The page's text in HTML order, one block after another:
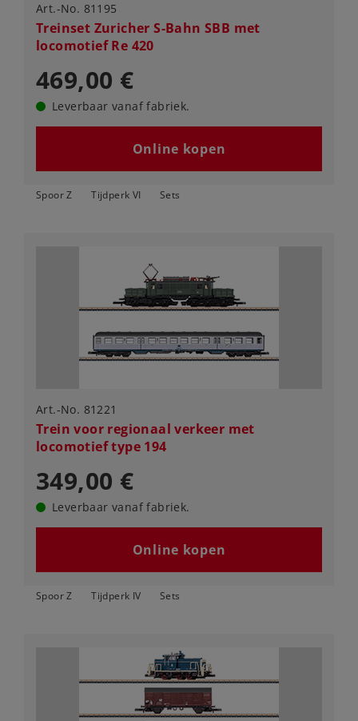
Art.-No. 81195
Treinset Zuricher S-Bahn SBB met
locomotief Re 420
469,00 €
Leverbaar vanaf fabriek.
Online kopen
Spoor Z Tijdperk VI Sets
Art.-No. 81221
Trein voor regionaal verkeer met
locomotief type 194
349,00 €
Leverbaar vanaf fabriek.
Online kopen
Spoor Z Tijdperk IV Sets